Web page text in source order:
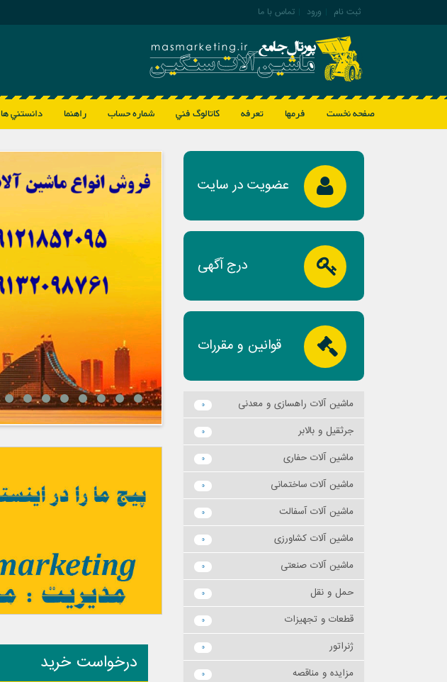
تماس با ما ورود ثبت نام
دانستني ها راهنما شماره حساب كاتالوگ فني تعرفه فرمها صفحه نخست
درخواست خريد
عضویت در سایت
درج آگهی
قوانین و مقررات
ماشين آلات راهسازي و معدني 0
جرثقيل و بالابر 0
ماشين آلات حفاري 0
ماشين آلات ساختماني 0
ماشين آلات آسفالت 0
ماشين آلات كشاورزي 0
ماشين آلات صنعتي 0
حمل و نقل 0
قطعات و تجهيزات 0
ژنراتور 0
مزايده و مناقصه 0